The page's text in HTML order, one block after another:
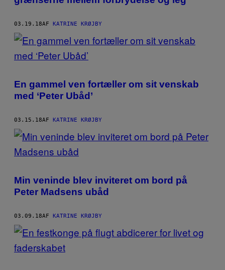
03.19.18AF KATRINE KRØJBY
En gammel ven fortæller om sit venskab
med ‘Peter Ubåd’
03.15.18AF KATRINE KRØJBY
Min veninde blev inviteret om bord på
Peter Madsens ubåd
03.09.18AF KATRINE KRØJBY